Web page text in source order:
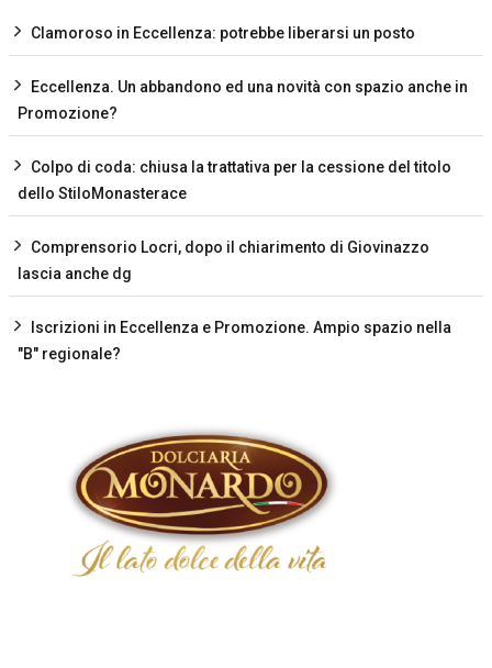
Clamoroso in Eccellenza: potrebbe liberarsi un posto
Eccellenza. Un abbandono ed una novità con spazio anche in
Promozione?
Colpo di coda: chiusa la trattativa per la cessione del titolo
dello StiloMonasterace
Comprensorio Locri, dopo il chiarimento di Giovinazzo
lascia anche dg
Iscrizioni in Eccellenza e Promozione. Ampio spazio nella
"B" regionale?